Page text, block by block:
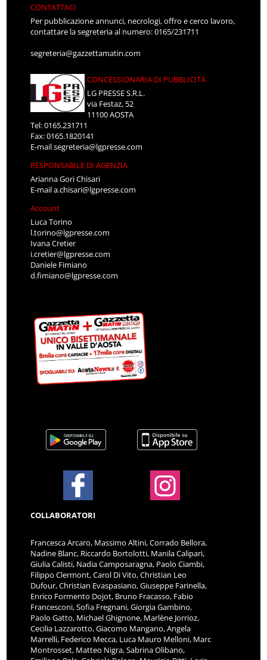
CONTATTACI
Per pubblicazione annunci, necrologi, offro e cerco lavoro,
contattare la segreteria al numero: 0165/231711
segreteria@gazzettamatin.com
CONCESSIONARIA DI PUBBLICITÀ
LG PRESSE S.R.L.
via Festaz, 52
11100 AOSTA
Tel: 0165.231711
Fax: 0165.1820141
E-mailsegreteria@lgpresse.com
RESPONSABILE DI AGENZIA
Arianna Gori Chisari
E-maila.chisari@lgpresse.com
Account
Luca Torino
l.torino@lgpresse.com
Ivana Cretier
i.cretier@lgpresse.com
Daniele Fimiano
d.fimiano@lgpresse.com
COLLABORATORI
Francesca Arcaro, Massimo Altini, Corrado Bellora,
Nadine Blanc, Riccardo Bortolotti, Manila Calipari,
Giulia Calisti, Nadia Camposaragna, Paolo Ciambi,
Filippo Clermont, Carol Di Vito, Christian Leo
Dufour, Christian Evaspasiano, Giuseppe Farinella,
Enrico Formento Dojot, Bruno Fracasso, Fabio
Francesconi, Sofia Fregnani, Giorgia Gambino,
Paolo Gatto, Michael Ghignone, Marlène Jorrioz,
Cecilia Lazzarotto, Giacomo Mangano, Angela
Marrelli, Federico Mecca, Luca Mauro Melloni, Marc
Montrosset, Matteo Nigra, Sabrina Olibano,